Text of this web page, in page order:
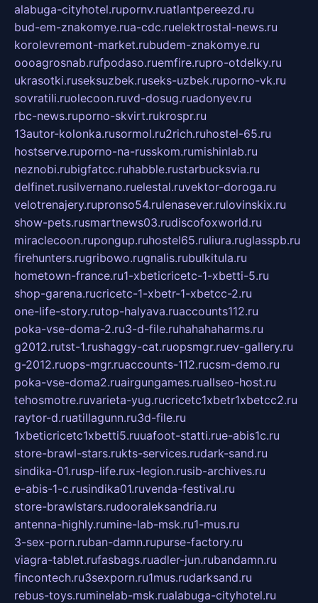
alabuga-cityhotel.rupornv.ruatlantpereezd.ru
bud-em-znakomye.rua-cdc.ruelektrostal-news.ru
korolevremont-market.rubudem-znakomye.ru
oooagrosnab.rufpodaso.ruemfire.rupro-otdelky.ru
ukrasotki.ruseksuzbek.ruseks-uzbek.ruporno-vk.ru
sovratili.ruolecoon.ruvd-dosug.ruadonyev.ru
rbc-news.ruporno-skvirt.rukrospr.ru
13autor-kolonka.rusormol.ru2rich.ruhostel-65.ru
hostserve.ruporno-na-russkom.rumishinlab.ru
neznobi.rubigfatcc.ruhabble.rustarbucksvia.ru
delfinet.rusilvernano.ruelestal.ruvektor-doroga.ru
velotrenajery.rupronso54.rulenasever.rulovinskix.ru
show-pets.rusmartnews03.rudiscofoxworld.ru
miraclecoon.rupongup.ruhostel65.ruliura.ruglasspb.ru
firehunters.rugribowo.rugnalis.rubulkitula.ru
hometown-france.ru1-xbeticricetc-1-xbetti-5.ru
shop-garena.rucricetc-1-xbetr-1-xbetcc-2.ru
one-life-story.rutop-halyava.ruaccounts112.ru
poka-vse-doma-2.ru3-d-file.ruhahahaharms.ru
g2012.rutst-1.rushaggy-cat.ruopsmgr.ruev-gallery.ru
g-2012.ruops-mgr.ruaccounts-112.rucsm-demo.ru
poka-vse-doma2.ruairgungames.ruallseo-host.ru
tehosmotre.ruvarieta-yug.rucricetc1xbetr1xbetcc2.ru
raytor-d.ruatillagunn.ru3d-file.ru
1xbeticricetc1xbetti5.ruuafoot-statti.rue-abis1c.ru
store-brawl-stars.rukts-services.rudark-sand.ru
sindika-01.rusp-life.rux-legion.rusib-archives.ru
e-abis-1-c.rusindika01.ruvenda-festival.ru
store-brawlstars.rudooraleksandria.ru
antenna-highly.rumine-lab-msk.ru1-mus.ru
3-sex-porn.ruban-damn.rupurse-factory.ru
viagra-tablet.rufasbags.ruadler-jun.rubandamn.ru
fincontech.ru3sexporn.ru1mus.rudarksand.ru
rebus-toys.ruminelab-msk.rualabuga-cityhotel.ru